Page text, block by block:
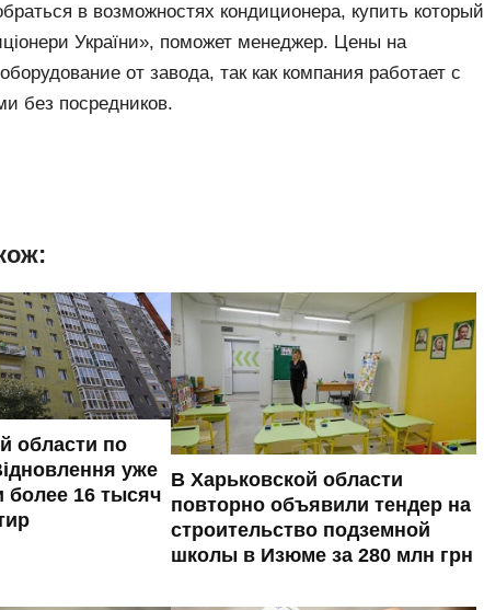
в возможностях кондиционера, купить который
України», поможет менеджер. Цены на
от завода, так как компания работает с
без посредников.
области по
уже
более 16 тысяч
В Харьковской области
повторно объявили тендер на
строительство подземной
школы в Изюме за 280 млн грн